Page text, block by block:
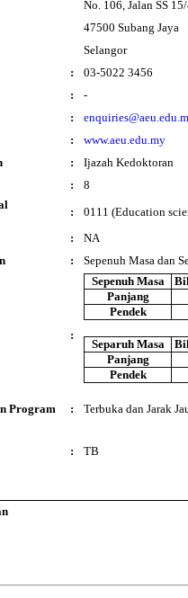
No. 106, Jalan SS
47500 Subang Jaya
Selangor
:
03-5022 3456
:
-
:
:
www.aeu.edu.my
:
Ijazah Kedoktoran
:
8
:
0111 (Education
:
NA
: Sepenuh Masa dan
:
Sepenuh Masa
Panjang
Pendek
Separuh Masa
Panjang
Pendek
Program : Terbuka dan Jarak
: TB